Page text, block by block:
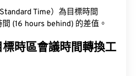
Time）為目標時間
(16 hours behind) 的差值。
時區會議時間轉換工